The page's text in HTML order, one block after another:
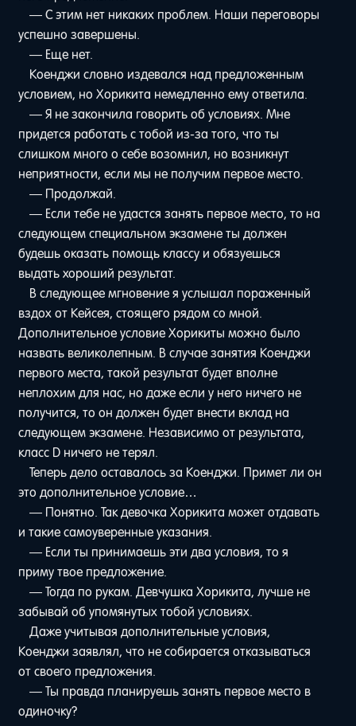
— С этим нет никаких проблем. Наши переговоры
успешно завершены.
— Еще нет.
Коенджи словно издевался над предложенным
условием, но Хорикита немедленно ему ответила.
— Я не закончила говорить об условиях. Мне
придется работать с тобой из-за того, что ты
слишком много о себе возомнил, но возникнут
неприятности, если мы не получим первое место.
— Продолжай.
— Если тебе не удастся занять первое место, то на
следующем специальном экзамене ты должен
будешь оказать помощь классу и обязуешься
выдать хороший результат.
В следующее мгновение я услышал пораженный
вздох от Кейсея, стоящего рядом со мной.
Дополнительное условие Хорикиты можно было
назвать великолепным. В случае занятия Коенджи
первого места, такой результат будет вполне
неплохим для нас, но даже если у него ничего не
получится, то он должен будет внести вклад на
следующем экзамене. Независимо от результата,
класс D ничего не терял.
Теперь дело оставалось за Коенджи. Примет ли он
это дополнительное условие…
— Понятно. Так девочка Хорикита может отдавать
и такие самоуверенные указания.
— Если ты принимаешь эти два условия, то я
приму твое предложение.
— Тогда по рукам. Девчушка Хорикита, лучше не
забывай об упомянутых тобой условиях.
Даже учитывая дополнительные условия,
Коенджи заявлял, что не собирается отказываться
от своего предложения.
— Ты правда планируешь занять первое место в
одиночку?